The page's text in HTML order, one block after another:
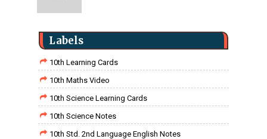
Labels
10th Learning Cards
10th Maths Video
10th Science Learning Cards
10th Science Notes
10th Std. 2nd Language English Notes